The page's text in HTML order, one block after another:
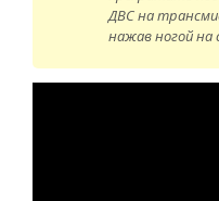
ДВС на
нажав ногой